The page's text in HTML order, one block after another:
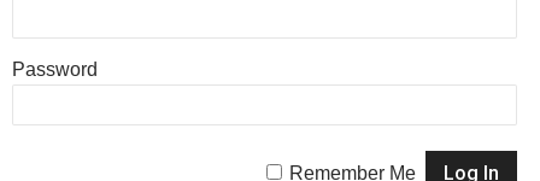
Password
Remember Me